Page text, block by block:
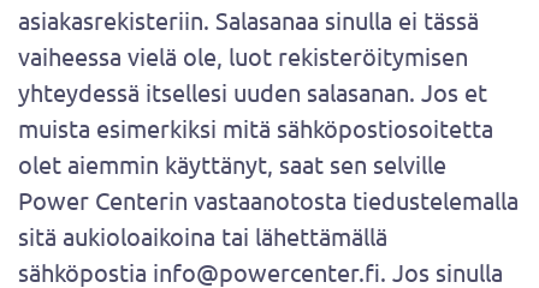
asiakasrekisteriin. Salasanaa sinulla ei tässä
vaiheessa vielä ole, luot rekisteröitymisen
yhteydessä itsellesi uuden salasanan. Jos et
muista esimerkiksi mitä sähköpostiosoitetta
olet aiemmin käyttänyt, saat sen selville
Power Centerin vastaanotosta tiedustelemalla
sitä aukioloaikoina tai lähettämällä
sähköpostia info@powercenter.fi. Jos sinulla